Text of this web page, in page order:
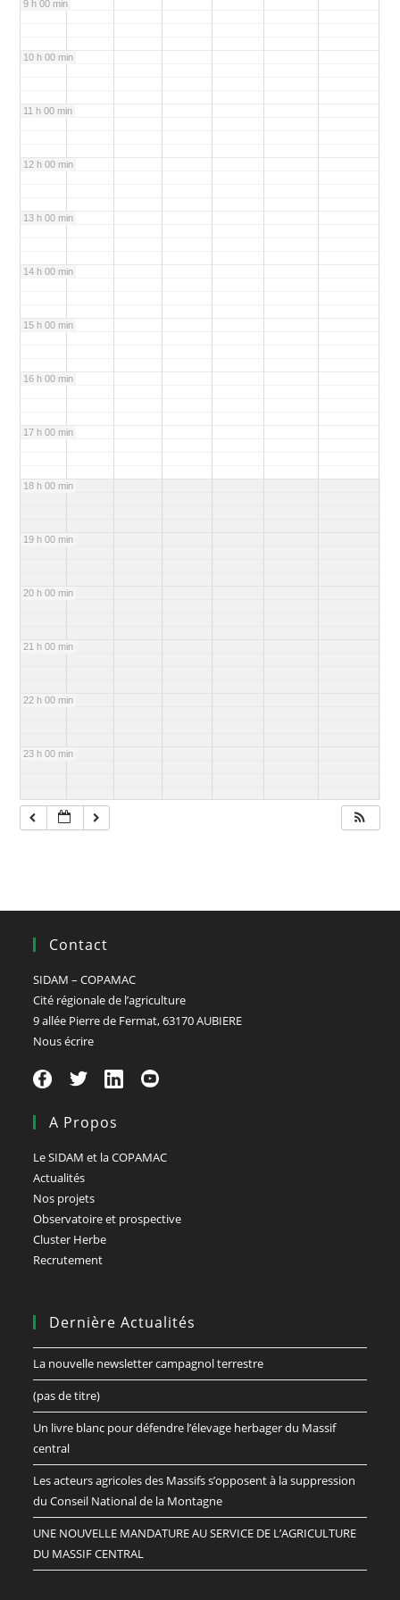
9 h 00 min
10 h 00 min
11 h 00 min
12 h 00 min
13 h 00 min
14 h 00 min
15 h 00 min
16 h 00 min
17 h 00 min
18 h 00 min
19 h 00 min
20 h 00 min
21 h 00 min
22 h 00 min
23 h 00 min
Contact
SIDAM – COPAMAC
Cité régionale de l’agriculture
9 allée Pierre de Fermat, 63170 AUBIERE
Nous écrire
A Propos
Le SIDAM et la COPAMAC
Actualités
Nos projets
Observatoire et prospective
Cluster Herbe
Recrutement
Dernière Actualités
La nouvelle newsletter campagnol terrestre
(pas de titre)
Un livre blanc pour défendre l’élevage herbager du Massif
central
Les acteurs agricoles des Massifs s’opposent à la suppression
du Conseil National de la Montagne
UNE NOUVELLE MANDATURE AU SERVICE DE L’AGRICULTURE
DU MASSIF CENTRAL